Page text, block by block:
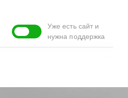
Уже есть сайт и
нужна поддержка